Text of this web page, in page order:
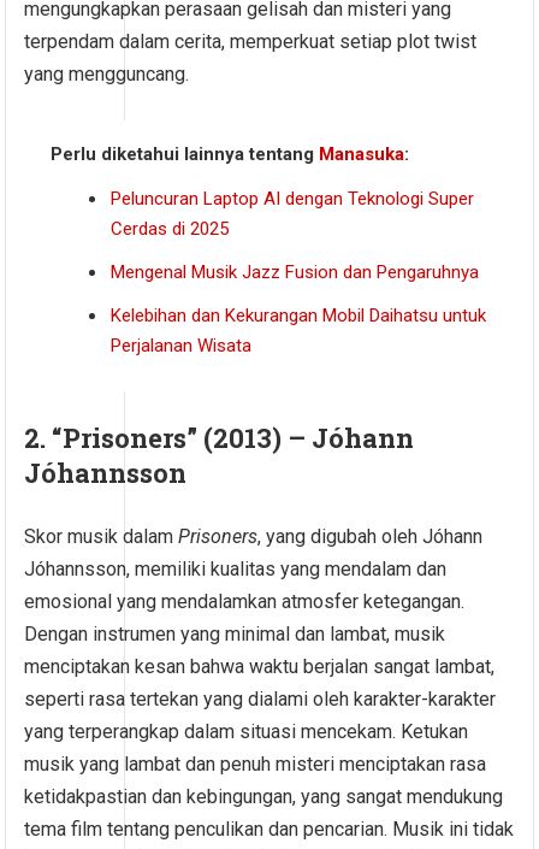
mengungkapkan perasaan gelisah dan misteri yang
terpendam dalam cerita, memperkuat setiap plot twist
yang mengguncang.
Perlu diketahui lainnya tentang Manasuka:
Peluncuran Laptop AI dengan Teknologi Super
Cerdas di 2025
Mengenal Musik Jazz Fusion dan Pengaruhnya
Kelebihan dan Kekurangan Mobil Daihatsu untuk
Perjalanan Wisata
2. “Prisoners” (2013) – Jóhann
Jóhannsson
Skor musik dalamPrisoners, yang digubah oleh Jóhann
Jóhannsson, memiliki kualitas yang mendalam dan
emosional yang mendalamkan atmosfer ketegangan.
Dengan instrumen yang minimal dan lambat, musik
menciptakan kesan bahwa waktu berjalan sangat lambat,
seperti rasa tertekan yang dialami oleh karakter-karakter
yang terperangkap dalam situasi mencekam. Ketukan
musik yang lambat dan penuh misteri menciptakan rasa
ketidakpastian dan kebingungan, yang sangat mendukung
tema film tentang penculikan dan pencarian. Musik ini tidak